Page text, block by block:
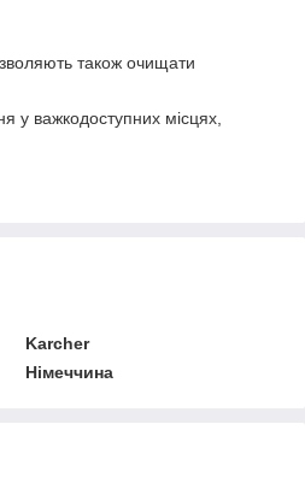
також очищати
у важкодоступних місцях,
Karcher
Німеччина